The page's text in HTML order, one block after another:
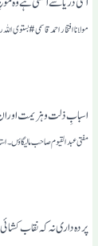
مولانا افتخار احمد قاسمی# بستوی
اسبابِ ذلت وہزیمت
مفتی عبدالقیوم صاحب
پردہ داری نہ کہ نقاب کشائی